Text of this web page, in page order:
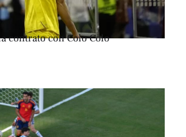
contrato con Colo Colo